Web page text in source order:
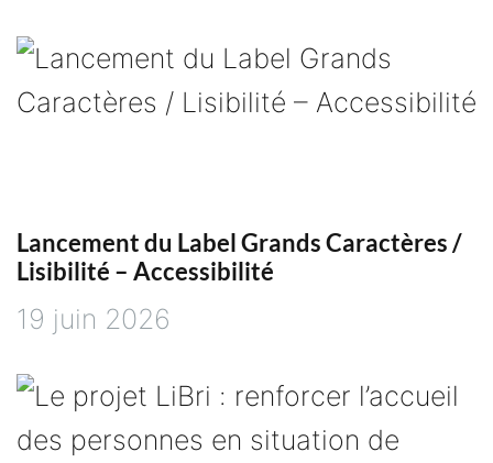
i
e
Lancement du Label Grands Caractères /
Lisibilité – Accessibilité
19 juin 2026